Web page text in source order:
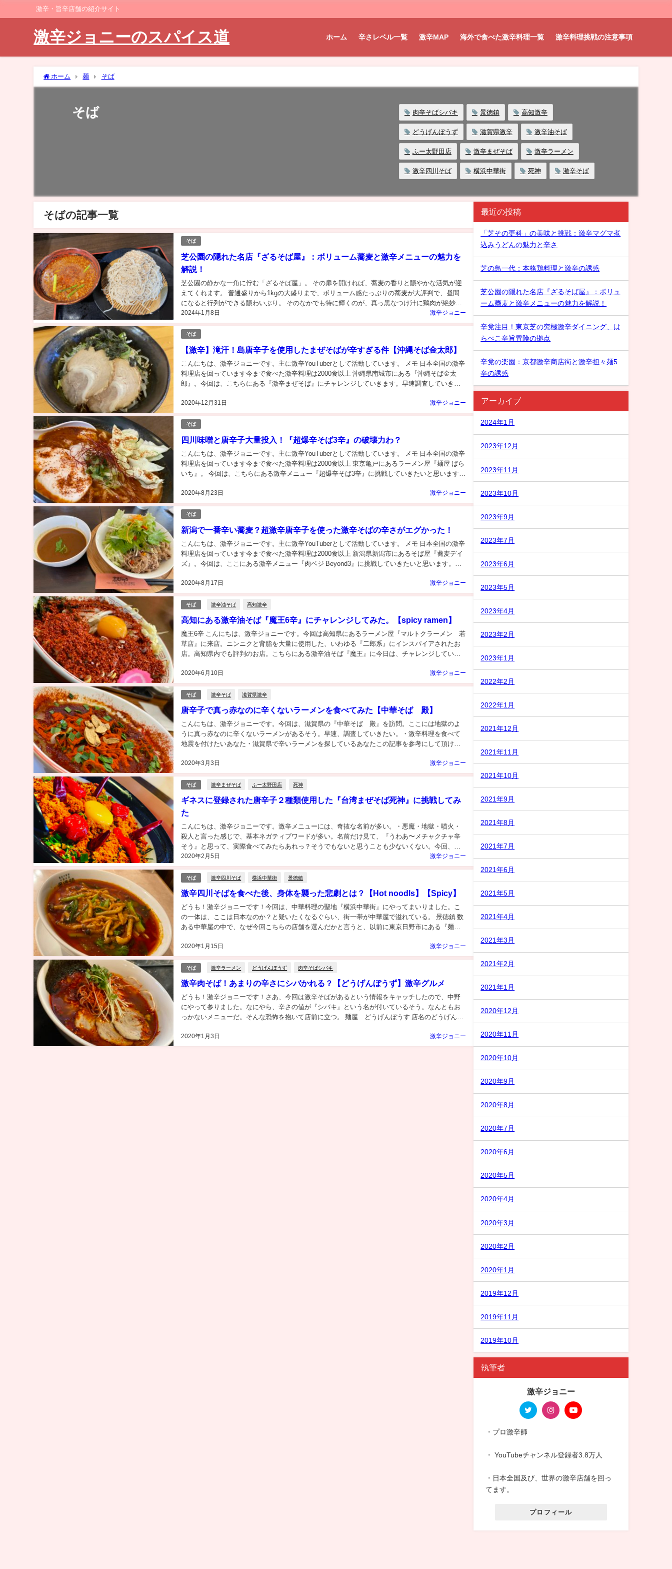
激辛・旨辛店舗の紹介サイト
激辛ジョニーのスパイス道 ホーム 辛さレベル一覧 激辛MAP 海外で食べた激辛料理一覧 激辛料理挑戦の注意事項
ホーム 麺 そば
そば 肉辛そばシバキ 景徳鎮 高知激辛
どうげんぼうず 滋賀県激辛 激辛油そば
ふー太野田店 激辛まぜそば 激辛ラーメン
激辛四川そば 横浜中華街 死神 激辛そば
そばの記事一覧
そば
芝公園の隠れた名店『ざるそば屋』：ボリューム蕎麦と激辛メニューの魅力を
解説！
2024年1月8日
芝公園の静かな一角に佇む「ざるそば屋」。 その扉を開ければ、蕎麦の香りと賑やかな活気が迎
えてくれます。 普通盛りから1kgの大盛りまで、ボリューム感たっぷりの蕎麦が大評判で、昼間
になると行列ができる賑わいぶり。 そのなかでも特に輝くのが、真っ黒なつけ汁に鶏肉が絶妙な
バランスで輝く「鶏ざる黒」。 今回は、そんな『ざるそば...
激辛ジョニー
そば
【激辛】滝汗！島唐辛子を使用したまぜそばが辛すぎる件【沖縄そば金太郎】
2020年12月31日
こんにちは、激辛ジョニーです。主に激辛YouTuberとして活動しています。 メモ 日本全国の激辛
料理店を回っています今まで食べた激辛料理は2000食以上 沖縄県南城市にある『沖縄そば金太
郎』。今回は、こちらにある『激辛まぜそば』にチャレンジしていきます。早速調査していきま
激辛ジョニー
そば
四川味噌と唐辛子大量投入！『超爆辛そば3辛』の破壊力わ？
2020年8月23日
こんにちは、激辛ジョニーです。主に激辛YouTuberとして活動しています。 メモ 日本全国の激辛
料理店を回っています今まで食べた激辛料理は2000食以上 東京亀戸にあるラーメン屋『麺屋 ばら
いち』。 今回は、こちらにある激辛メニュー『超爆辛そば3辛』に挑戦していきたいと思います。
激辛ジョニー
そば
新潟で一番辛い蕎麦？超激辛唐辛子を使った激辛そばの辛さがエグかった！
2020年8月17日
こんにちは、激辛ジョニーです。主に激辛YouTuberとして活動しています。 メモ 日本全国の激辛
料理店を回っています今まで食べた激辛料理は2000食以上 新潟県新潟市にあるそば屋『蕎麦デイ
ズ』。今回は、ここにある激辛メニュー『肉ベジ Beyond3』に挑戦していきたいと思います。こ
激辛ジョニー
そば 激辛油そば 高知激辛
高知にある激辛油そば『魔王6辛』にチャレンジしてみた。【spicy ramen】
2020年6月10日
魔王6辛 こんにちは、激辛ジョニーです。今回は高知県にあるラーメン屋『マルトクラーメン 若
草店』に来店。ニンニクと背脂を大量に使用した、いわゆる『二郎系』にインスパイアされたお
店。高知県内でも評判のお店。こちらにある激辛油そば『魔王』に今日は、チャレンジしていき
激辛ジョニー
そば 激辛そば 滋賀県激辛
唐辛子で真っ赤なのに辛くないラーメンを食べてみた【中華そば 殿】
2020年3月3日
こんにちは、激辛ジョニーです。今回は、滋賀県の『中華そば 殿』を訪問。ここには地獄のよ
うに真っ赤なのに辛くないラーメンがあるそう。早速、調査していきたい。・激辛料理を食べて
地震を付けたいあなた・滋賀県で辛いラーメンを探しているあなたこの記事を参考にして頂けれ
激辛ジョニー
そば 激辛まぜそば ふー太野田店 死神
ギネスに登録された唐辛子２種類使用した『台湾まぜそば死神』に挑戦してみ
た
2020年2月5日
こんにちは、激辛ジョニーです。激辛メニューには、奇抜な名前が多い。・悪魔・地獄・噴火・
殺人と言った感じで、基本ネガティブワードが多い。名前だけ見て、『うわあ〜メチャクチャ辛
そう』と思って、実際食べてみたらあれっ？そうでもないと思うことも少ないくない。今回、ご
紹介するふー太野田店の『まぜそば 死神』は、名前、見た目、辛さ...
激辛ジョニー
そば 激辛四川そば 横浜中華街 景徳鎮
激辛四川そばを食べた後、身体を襲った悲劇とは？【Hot noodls】【Spicy】
2020年1月15日
どうも！激辛ジョニーです！今回は、中華料理の聖地『横浜中華街』にやってまいりました。こ
の一体は、ここは日本なのか？と疑いたくなるぐらい、街一帯が中華屋で溢れている。 景徳鎮 数
ある中華屋の中で、なぜ今回こちらの店舗を選んだかと言うと、以前に東京日野市にある『麺飯
激辛ジョニー
そば 激辛ラーメン どうげんぼうず 肉辛そばシバキ
激辛肉そば！あまりの辛さにシバかれる？【どうげんぼうず】激辛グルメ
2020年1月3日
どうも！激辛ジョニーです！さあ、今回は激辛そばがあるという情報をキャッチしたので、中野
にやって参りました。なにやら、辛さの値が『シバキ』という名が付いているそう。なんともお
っかないメニューだ。そんな恐怖を抱いて店前に立つ。 麺屋 どうげんぼうす 店名のどうげんぼ
激辛ジョニー
最近の投稿
「芝その更科」の美味と挑戦：激辛マグマ煮
込みうどんの魅力と辛さ
芝の鳥一代：本格鶏料理と激辛の誘惑
芝公園の隠れた名店『ざるそば屋』：ボリュ
ーム蕎麦と激辛メニューの魅力を解説！
辛党注目！東京芝の究極激辛ダイニング、は
らぺこ辛旨冒険の拠点
辛党の楽園：京都激辛商店街と激辛担々麺5
辛の誘惑
アーカイブ
2024年1月
2023年12月
2023年11月
2023年10月
2023年9月
2023年7月
2023年6月
2023年5月
2023年4月
2023年2月
2023年1月
2022年2月
2022年1月
2021年12月
2021年11月
2021年10月
2021年9月
2021年8月
2021年7月
2021年6月
2021年5月
2021年4月
2021年3月
2021年2月
2021年1月
2020年12月
2020年11月
2020年10月
2020年9月
2020年8月
2020年7月
2020年6月
2020年5月
2020年4月
2020年3月
2020年2月
2020年1月
2019年12月
2019年11月
2019年10月
執筆者
激辛ジョニー
・プロ激辛師
・ YouTubeチャンネル登録者3.8万人
・日本全国及び、世界の激辛店舗を回っ
てます。
プロフィール